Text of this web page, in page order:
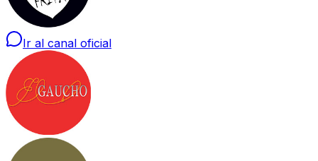
Ir al canal oficial